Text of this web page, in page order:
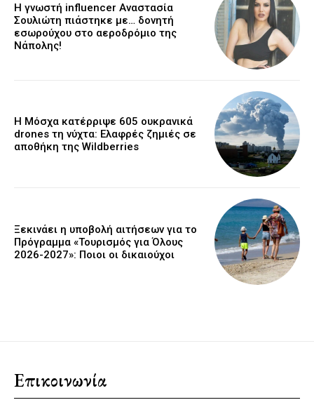
Η γνωστή influencer Αναστασία
Σουλιώτη πιάστηκε με… δονητή
εσωρούχου στο αεροδρόμιο της
Νάπολης!
Η Μόσχα κατέρριψε 605 ουκρανικά
drones τη νύχτα: Ελαφρές ζημιές σε
αποθήκη της Wildberries
Ξεκινάει η υποβολή αιτήσεων για το
Πρόγραμμα «Τουρισμός για Όλους
2026-2027»: Ποιοι οι δικαιούχοι
Επικοινωνία